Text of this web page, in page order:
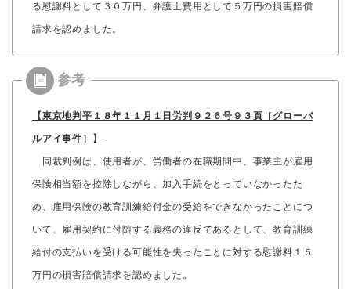
る慰謝料として３０万円、弁護士費用として５万円の損害賠償
請求を認めました。
【東京地判平１８年１１月１日労判９２６号９３頁［グローバ
ルアイ事件］】
同裁判例は、使用者が、労働者の在職期間中、事業主が雇用
保険相当額を控除しながら、加入手続をとっていなかったた
め、雇用保険の教育訓練給付金の受給をできなかったことにつ
いて、雇用契約に付随する義務の違反であるとして、教育訓練
給付の支払いを受ける可能性を失ったことに対する慰謝料１５
万円の損害賠償請求を認めました。